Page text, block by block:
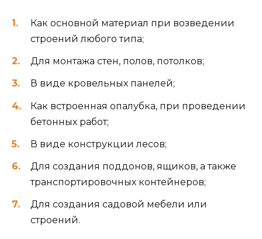
Как основной материал при возведении
строений любого типа;
Для монтажа стен, полов, потолков;
В виде кровельных панелей;
Как встроенная опалубка, при проведении
бетонных работ;
В виде конструкции лесов;
Для создания поддонов, ящиков, а также
транспортировочных контейнеров;
Для создания садовой мебели или
строений.